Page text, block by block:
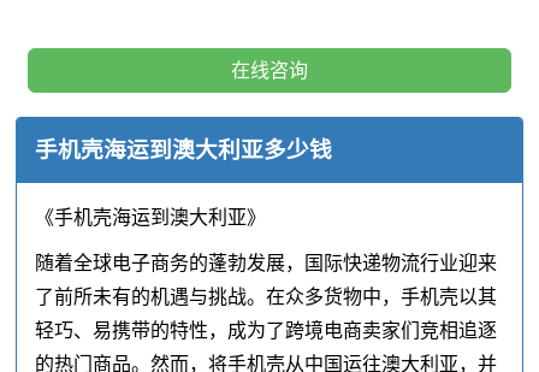
在线咨询
手机壳海运到澳大利亚多少钱
《手机壳海运到澳大利亚》
随着全球电子商务的蓬勃发展，国际快递物流行业迎来
了前所未有的机遇与挑战。在众多货物中，手机壳以其
轻巧、易携带的特性，成为了跨境电商卖家们竞相追逐
的热门商品。然而，将手机壳从中国运往澳大利亚，并